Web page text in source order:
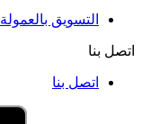
التسويق بالعمولة
اتصل بنا
اتصل بنا